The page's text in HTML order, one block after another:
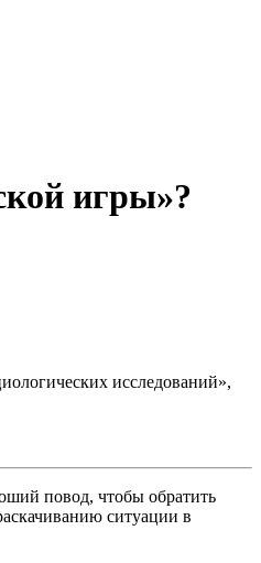
игры»?
исследований»,
повод, чтобы обратить
ситуации в